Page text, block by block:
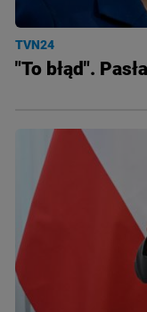
TVN24
"To błąd".